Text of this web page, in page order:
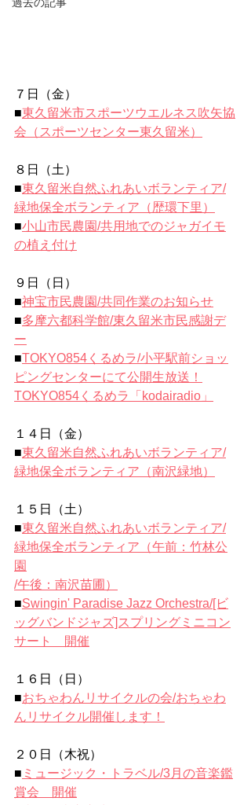
７日（金）
■東久留米市スポーツウエルネス吹矢協
会（スポーツセンター東久留米）
８日（土）
■東久留米自然ふれあいボランティア/
緑地保全ボランティア（歴環下里）
■小山市民農園/共用地でのジャガイモ
の植え付け
９日（日）
■神宝市民農園/共同作業のお知らせ
■多摩六都科学館/東久留米市民感謝デ
ー
■TOKYO854くるめラ/小平駅前ショッ
ピングセンターにて公開生放送！
TOKYO854くるめラ「kodairadio」
１４日（金）
■東久留米自然ふれあいボランティア/
緑地保全ボランティア（南沢緑地）
１５日（土）
■東久留米自然ふれあいボランティア/
緑地保全ボランティア（午前：竹林公
園
/午後：南沢苗圃）
■Swingin' Paradise Jazz Orchestra/[ビ
ッグバンドジャズ]スプリングミニコン
サート　開催
１６日（日）
■おちゃわんリサイクルの会/おちゃわ
んリサイクル開催します！
２０日（木祝）
■ ミュージック・トラベル/3月の音楽鑑
賞会　開催